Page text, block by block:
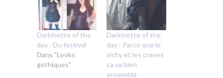
Darkinette of the
day : Du festival
Dans "Looks
gothiques"
Darkinette of the
day : Parce que le
vichy et les cranes
ca va bien
ensemble